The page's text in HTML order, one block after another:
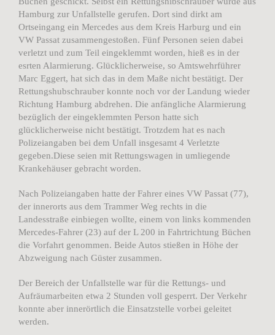
Hamburg zur Unfallstelle gerufen. Dort sind dirkt am
Ortseingang ein Mercedes aus dem Kreis Harburg und ein
VW Passat zusammengestoßen. Fünf Personen seien dabei
verletzt und zum Teil eingeklemmt worden, hieß es in der
esrten Alarmierung. Glücklicherweise, so Amtswehrführer
Marc Eggert, hat sich das in dem Maße nicht bestätigt. Der
Rettungshubschrauber konnte noch vor der Landung wieder
Richtung Hamburg abdrehen. Die anfängliche Alarmierung
bezüglich der eingeklemmten Person hatte sich
glücklicherweise nicht bestätigt. Trotzdem hat es nach
Polizeiangaben bei dem Unfall insgesamt 4 Verletzte
gegeben.Diese seien mit Rettungswagen in umliegende
Krankehäuser gebracht worden.
Nach Polizeiangaben hatte der Fahrer eines VW Passat (77),
der innerorts aus dem Trammer Weg rechts in die
Landesstraße einbiegen wollte, einem von links kommenden
Mercedes-Fahrer (23) auf der L 200 in Fahrtrichtung Büchen
die Vorfahrt genommen. Beide Autos stießen in Höhe der
Abzweigung nach Güster zusammen.
Der Bereich der Unfallstelle war für die Rettungs- und
Aufräumarbeiten etwa 2 Stunden voll gesperrt. Der Verkehr
konnte aber innerörtlich die Einsatzstelle vorbei geleitet
werden.